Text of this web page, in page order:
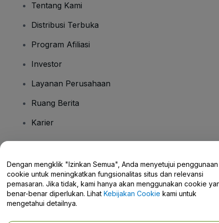
Tentang Kami
Distribusi Terbuka
Program Afiliasi
Investor
Layanan Perusahaan
Ruang Berita
Karier
Pusat Bantuan / Hubungi Kami
Dengan mengklik "Izinkan Semua", Anda menyetujui penggunaan
cookie untuk meningkatkan fungsionalitas situs dan relevansi
pemasaran. Jika tidak, kami hanya akan menggunakan cookie
benar-benar diperlukan. Lihat Kebijakan Cookie kami untuk
mengetahui detailnya.